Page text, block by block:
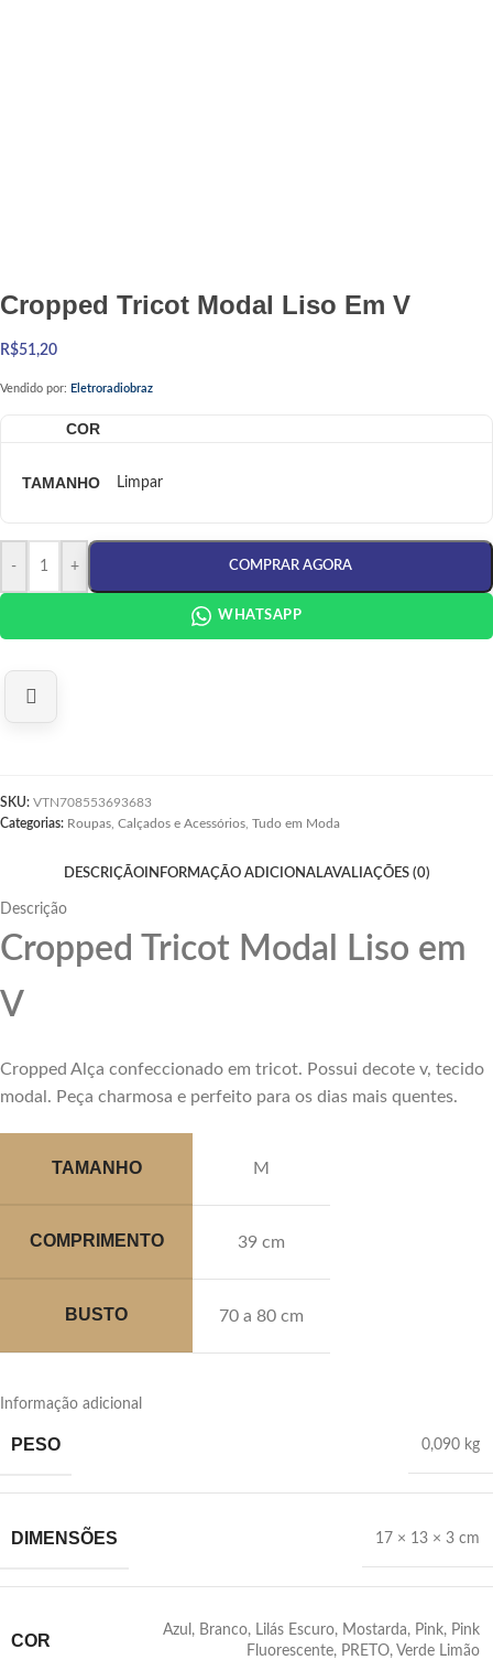
Cropped Tricot Modal Liso Em V
R$51,20
Vendido por: Eletroradiobraz
COR
TAMANHO Limpar
- + COMPRAR AGORA
WHATSAPP
SKU: VTN708553693683
Categorias: Roupas, Calçados e Acessórios Tudo em Moda
DESCRIÇÃOINFORMAÇÃO ADICIONALAVALIAÇÕES (0)
Descrição
Cropped Tricot Modal Liso em
V
Cropped Alça confeccionado em tricot. Possui decote v, tecido
modal. Peça charmosa e perfeito para os dias mais quentes.
TAMANHO M
COMPRIMENTO 39 cm
BUSTO 70 a 80 cm
Informação adicional
PESO 0,090 kg
DIMENSÕES 17 × 13 × 3 cm
COR
Azul , Branco, Lilás Escuro, Mostarda, Pink, Pink
Fluorescente, ‎PRETO, Verde Limão